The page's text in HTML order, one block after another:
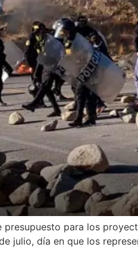
para los
julio, día en que los